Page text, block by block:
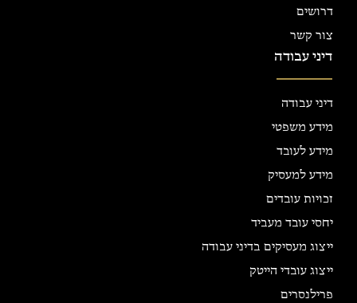
דרושים
צור קשר
דיני עבודה
דיני עבודה
מידע משפטי
מידע לעובד
מידע למעסיק
זכויות עובדים
יחסי עובד מעביד
ייצוג מעסיקים בדיני עבודה
ייצוג עובדי הייטק
פרילנסרים